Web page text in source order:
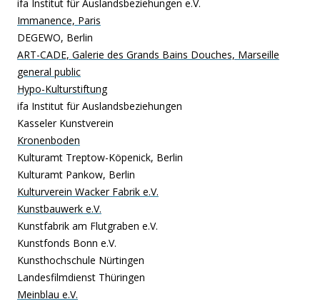
ifa Institut für Auslandsbeziehungen e.V.
Immanence, Paris
DEGEWO, Berlin
ART-CADE, Galerie des Grands Bains Douches, Marseille
general public
Hypo-Kulturstiftung
ifa Institut für Auslandsbeziehungen
Kasseler Kunstverein
Kronenboden
Kulturamt Treptow-Köpenick, Berlin
Kulturamt Pankow, Berlin
Kulturverein Wacker Fabrik e.V.
Kunstbauwerk e.V.
Kunstfabrik am Flutgraben e.V.
Kunstfonds Bonn e.V.
Kunsthochschule Nürtingen
Landesfilmdienst Thüringen
Meinblau e.V.